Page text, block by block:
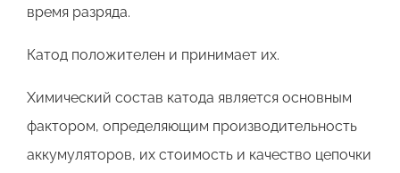
время разряда.
Катод положителен и принимает их.
Химический состав катода является основным
фактором, определяющим производительность
аккумуляторов, их стоимость и качество цепочки